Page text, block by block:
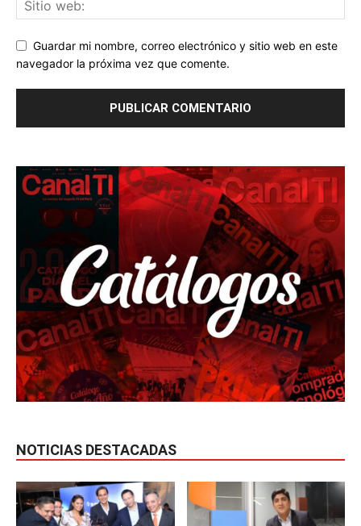
Guardar mi nombre, correo electrónico y sitio web en este
navegador la próxima vez que comente.
NOTICIAS DESTACADAS